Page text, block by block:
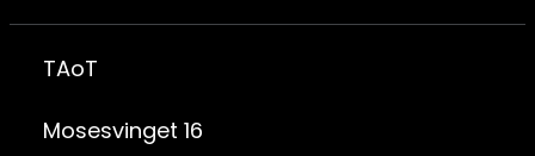
TAoT
Mosesvinget 16